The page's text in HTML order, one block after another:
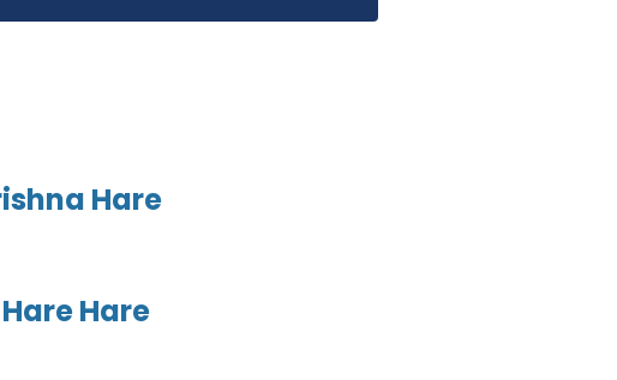
Hare
Hare